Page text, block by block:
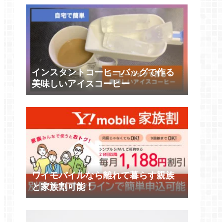
インスタントコーヒーバッグで作る
美味しいアイスコーヒー
ワイモバイルなら離れて暮らす親族
と家族割可能！